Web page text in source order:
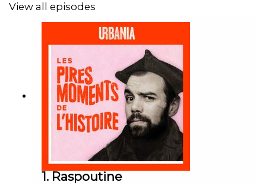
Productrice : Rosalie Granger
Producteurs exécutifs : Raphaëlle Huysmans et Philippe
View all episodes
1. Raspoutine